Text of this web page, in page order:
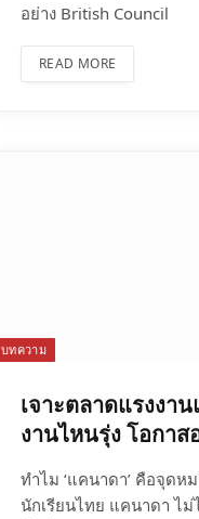
อย่าง British Council
READ MORE
บทความ
เจาะตลาดแรงงา
งานไหนรุ่ง โอกาส
ทำไม ‘แคนาดา’ คือจุดห
นักเรียนไทย แคนาดา ไม่